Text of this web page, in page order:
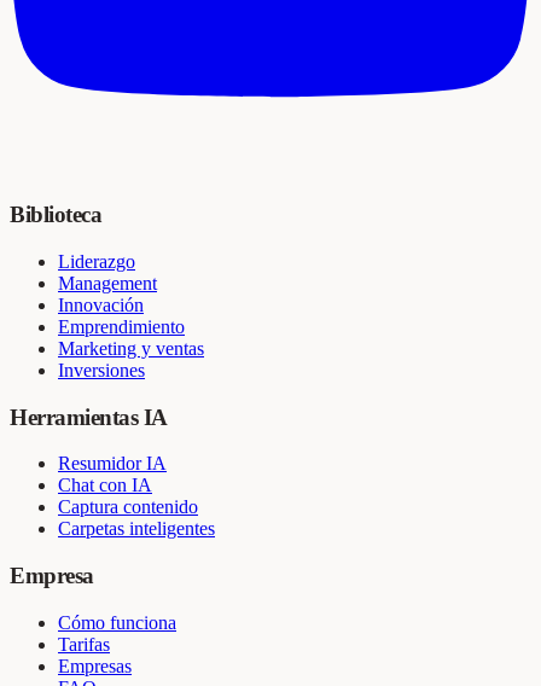
Biblioteca
Liderazgo
Management
Innovación
Emprendimiento
Marketing y ventas
Inversiones
Herramientas IA
Resumidor IA
Chat con IA
Captura contenido
Carpetas inteligentes
Empresa
Cómo funciona
Tarifas
Empresas